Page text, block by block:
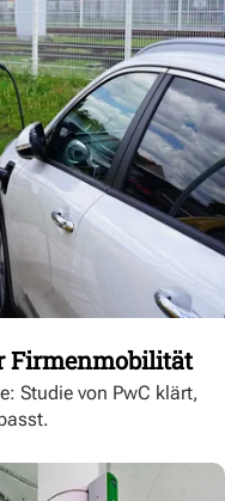
Firmenmobilität
Studie von PwC klärt,